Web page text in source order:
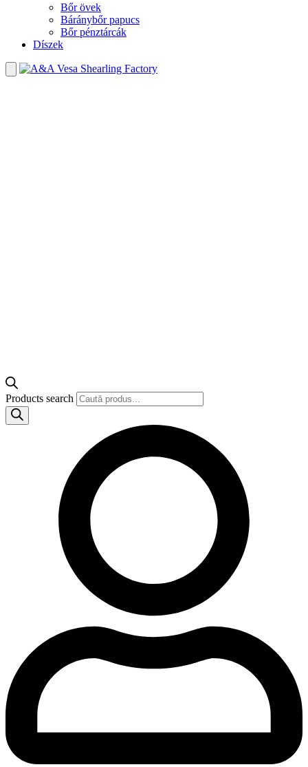
Bőr övek
Báránybőr papucs
Bőr pénztárcák
Díszek
Products search